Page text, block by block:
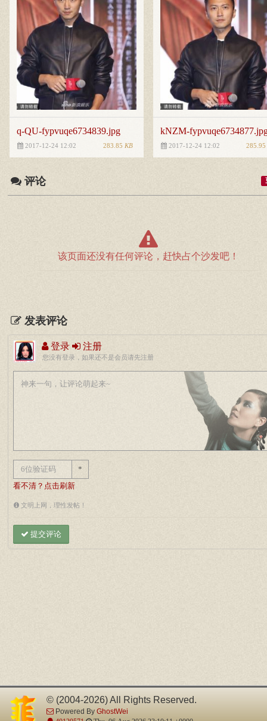
q-QU-fypvuqe6734839.jpg
2017-12-24 12:02 283.85 KB
kNZM-
2017-12-24 12:02 285.95
评论
该页面还没有任何评论，赶快占个沙发吧！
发表评论
登录 注册
您没有登录，如果还不是会员请先注册
*
看不清？点击刷新
文明上网，理性发帖！
提交评论
© (2004-2026) All Rights Reserved.
Powered By GhostWei